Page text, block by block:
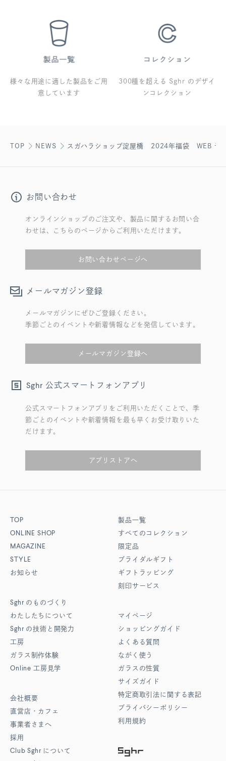
様々な用途に適した製品をご用
意しています
300種を超える Sghr のデザイ
ンコレクション
TOP NEWS スガハラショップ淀屋橋 2024年福袋 WEB 予
お問い合わせ
オンラインショップのご注文や、製品に関するお問い合
わせは、こちらのページからご利用いただけます。
お問い合わせページへ
メールマガジン登録
メールマガジンにぜひご登録ください。
季節ごとのイベントや新着情報などを発信しています。
メールマガジン登録へ
Sghr 公式スマートフォンアプリ
公式スマートフォンアプリをご利用いただくことで、季
節ごとのイベントや新着情報を最も早くお受け取りいた
だけます。
アプリストアへ
TOP
ONLINE SHOP
MAGAZINE
STYLE
お知らせ
Sghr のものづくり
わたしたちについて
Sghr の技術と開発力
工房
ガラス制作体験
Online 工房見学
会社概要
直営店・カフェ
事業者さまへ
採用
Club Sghr について
製品一覧
すべてのコレクション
限定品
ブライダルギフト
ギフトラッピング
刻印サービス
マイページ
ショッピングガイド
よくある質問
ながく使う
ガラスの性質
サイズガイド
特定商取引法に関する表記
プライバシーポリシー
利用規約